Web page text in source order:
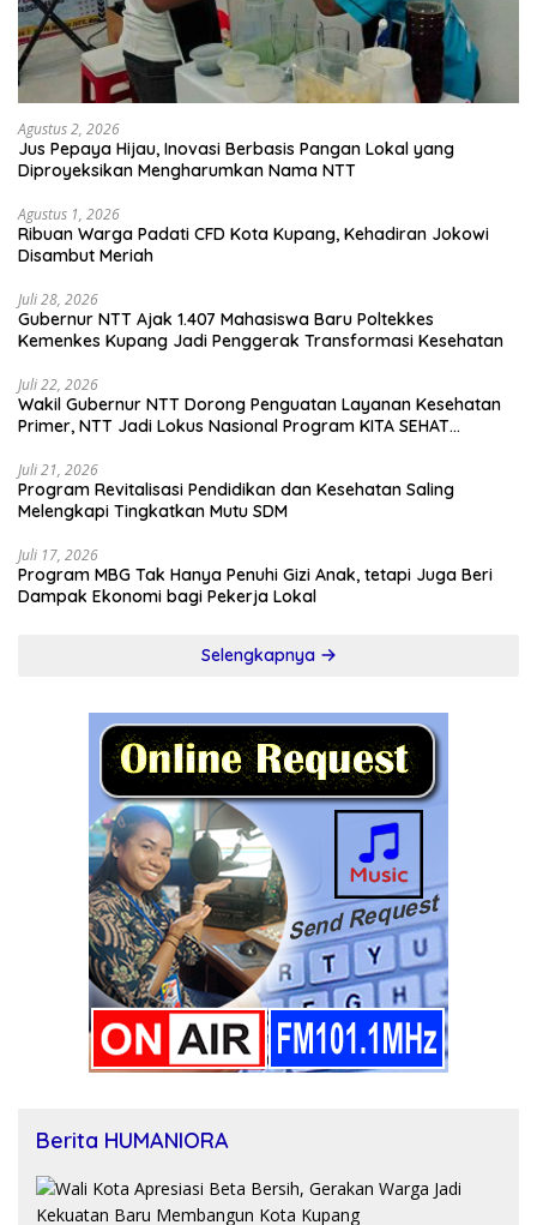
Agustus 2, 2026
Jus Pepaya Hijau, Inovasi Berbasis Pangan Lokal yang
Diproyeksikan Mengharumkan Nama NTT
Agustus 1, 2026
Ribuan Warga Padati CFD Kota Kupang, Kehadiran Jokowi
Disambut Meriah
Juli 28, 2026
Gubernur NTT Ajak 1.407 Mahasiswa Baru Poltekkes
Kemenkes Kupang Jadi Penggerak Transformasi Kesehatan
Juli 22, 2026
Wakil Gubernur NTT Dorong Penguatan Layanan Kesehatan
Primer, NTT Jadi Lokus Nasional Program KITA SEHAT
Juli 21, 2026
Program Revitalisasi Pendidikan dan Kesehatan Saling
Melengkapi Tingkatkan Mutu SDM
Juli 17, 2026
Program MBG Tak Hanya Penuhi Gizi Anak, tetapi Juga Beri
Dampak Ekonomi bagi Pekerja Lokal
Selengkapnya
Berita HUMANIORA